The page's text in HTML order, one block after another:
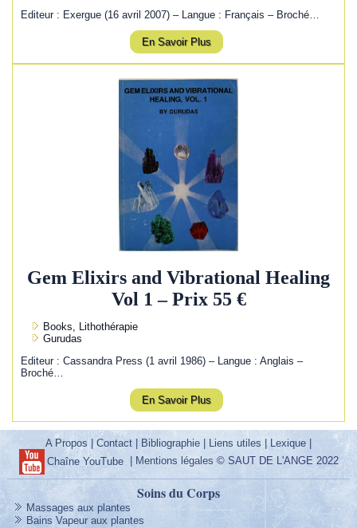
Editeur : Exergue (16 avril 2007) – Langue : Français – Broché…
En Savoir Plus
Gem Elixirs and Vibrational Healing
Vol 1 – Prix 55 €
Books, Lithothérapie
Gurudas
Editeur : Cassandra Press (1 avril 1986) – Langue : Anglais –
Broché…
En Savoir Plus
A Propos |Contact | Bibliographie | Liens utiles| Lexique |
Chaîne YouTube| Mentions légales © SAUT DE L'ANGE 2022
Soins du Corps
Massages aux plantes
Bains Vapeur aux plantes